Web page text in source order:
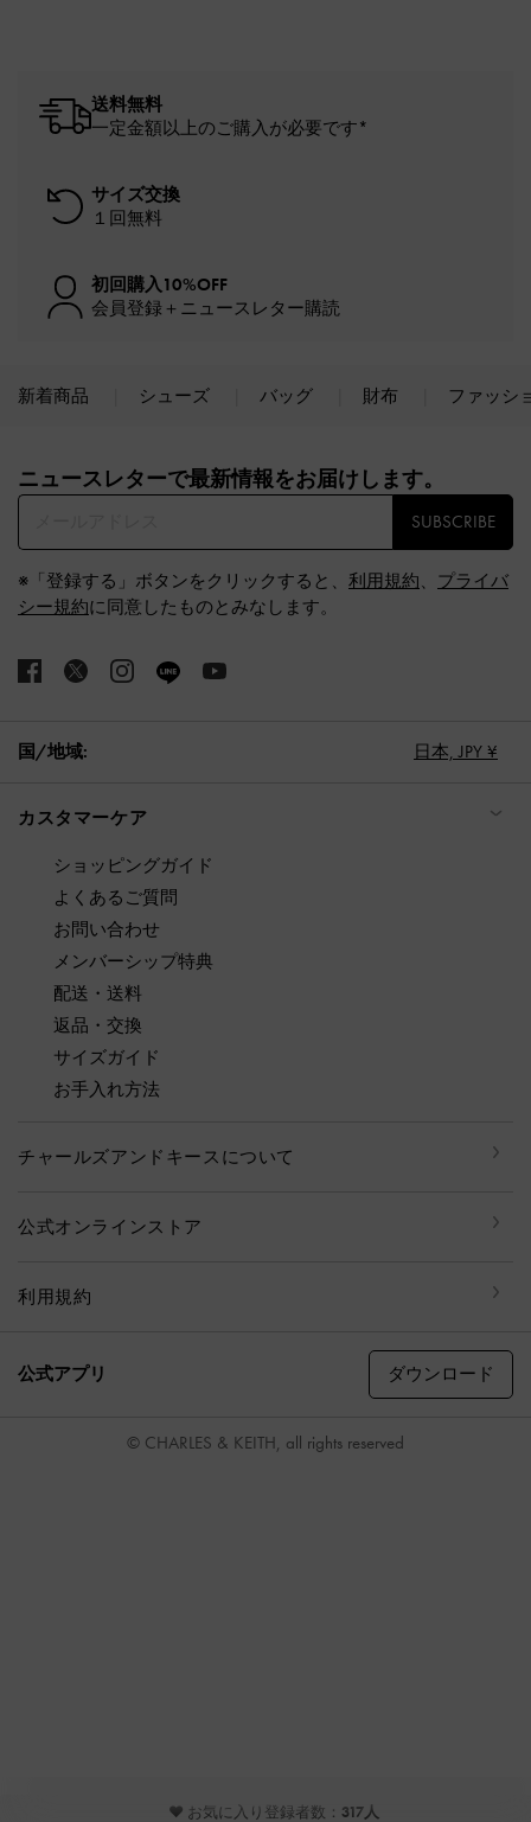
♥ お気に入り登録者数： 317人
送料無料
一定金額以上のご購入が必要です*
サイズ交換
１回無料
初回購入10%OFF
会員登録＋ニュースレター購読
新着商品 シューズ バッグ 財布 ファッシ
ニュースレターで最新情報をお届けします。​
SUBSCRIBE
※「登録する」ボタンをクリックすると、 利用規約、 プライバ
シー規約に同意したものとみなします。
国/地域: 日本, JPY ¥
カスタマーケア
ショッピングガイド
よくあるご質問
お問い合わせ
メンバーシップ特典
配送・送料
返品・交換
サイズガイド
お手入れ方法
チャールズアンドキースについて
公式オンラインストア
利用規約
公式アプリ ダウンロード
© CHARLES & KEITH, all rights reserved